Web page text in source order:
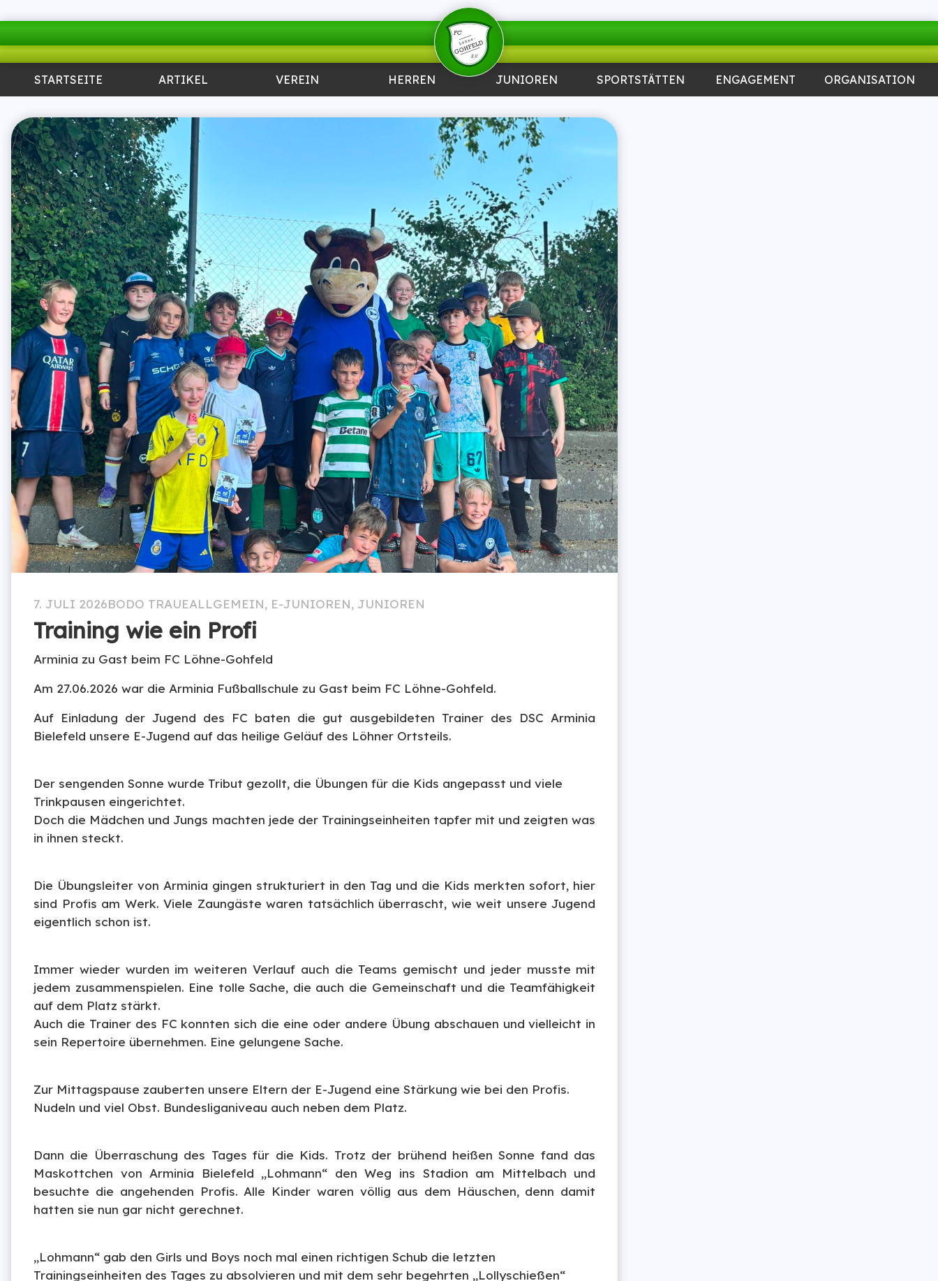
STARTSEITE ARTIKEL VEREIN HERREN JUNIOREN SPORTSTÄTTEN ENGAGEMENT ORGANISATION
7. JULI 2026BODO TRAUEALLGEMEIN, E-JUNIOREN, JUNIOREN
Training wie ein Profi
Arminia zu Gast beim FC Löhne-Gohfeld
Am 27.06.2026 war die Arminia Fußballschule zu Gast beim FC Löhne-Gohfeld.
Auf Einladung der Jugend des FC baten die gut ausgebildeten Trainer des DSC Arminia
Bielefeld unsere E-Jugend auf das heilige Geläuf des Löhner Ortsteils.
Der sengenden Sonne wurde Tribut gezollt, die Übungen für die Kids angepasst und viele
Trinkpausen eingerichtet.
Doch die Mädchen und Jungs machten jede der Trainingseinheiten tapfer mit und zeigten was
in ihnen steckt.
Die Übungsleiter von Arminia gingen strukturiert in den Tag und die Kids merkten sofort, hier
sind Profis am Werk. Viele Zaungäste waren tatsächlich überrascht, wie weit unsere Jugend
eigentlich schon ist.
Immer wieder wurden im weiteren Verlauf auch die Teams gemischt und jeder musste mit
jedem zusammenspielen. Eine tolle Sache, die auch die Gemeinschaft und die Teamfähigkeit
auf dem Platz stärkt.
Auch die Trainer des FC konnten sich die eine oder andere Übung abschauen und vielleicht in
sein Repertoire übernehmen. Eine gelungene Sache.
Zur Mittagspause zauberten unsere Eltern der E-Jugend eine Stärkung wie bei den Profis.
Nudeln und viel Obst. Bundesliganiveau auch neben dem Platz.
Dann die Überraschung des Tages für die Kids. Trotz der brühend heißen Sonne fand das
Maskottchen von Arminia Bielefeld „Lohmann“ den Weg ins Stadion am Mittelbach und
besuchte die angehenden Profis. Alle Kinder waren völlig aus dem Häuschen, denn damit
hatten sie nun gar nicht gerechnet.
„Lohmann“ gab den Girls und Boys noch mal einen richtigen Schub die letzten
Trainingseinheiten des Tages zu absolvieren und mit dem sehr begehrten „Lollyschießen“